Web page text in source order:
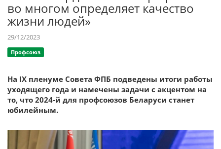
во многом определяет качество
жизни людей»
29/12/2023
Профсоюз
На IХ пленуме Совета ФПБ подведены итоги работы
уходящего года и намечены задачи с акцентом на
то, что 2024-й для профсоюзов Беларуси станет
юбилейным.